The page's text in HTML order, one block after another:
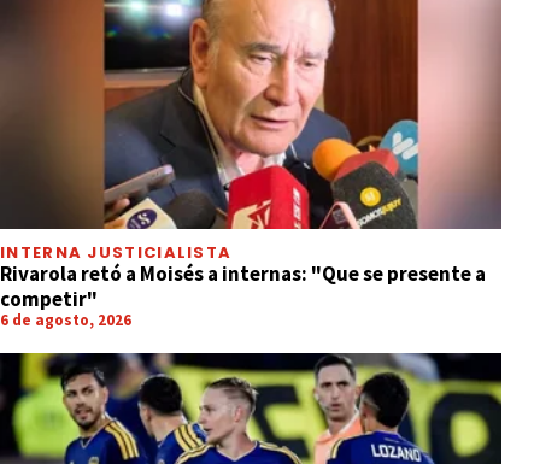
INTERNA JUSTICIALISTA
Rivarola retó a Moisés a internas: "Que se presente a
competir"
6 de agosto, 2026